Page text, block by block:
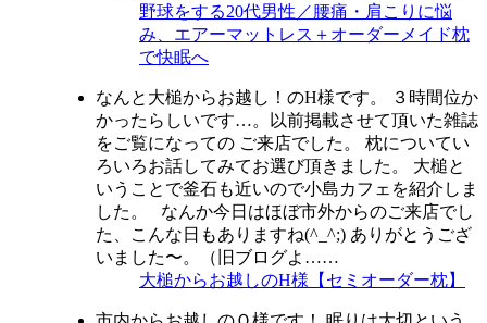
野球をする20代男性／腰痛・肩こりに悩
み、エアーマットレス＋オーダーメイド枕
で快眠へ
なんと大槌からお越し！のH様です。 ３時間位か
かったらしいです…。以前掲載させて頂いた雑誌
をご覧になっての ご来店でした。 枕についてい
ろいろお話してみてお選び頂きました。 大槌と
いうことで釜石も近いので小島カフェを紹介しま
した。 なんか今日はほぼ市外からのご来店でし
た、こんな日もありますね(^_^;) ありがとうござ
いました〜。（旧ブログよ……
大槌からお越しのH様【セミオーダー枕】